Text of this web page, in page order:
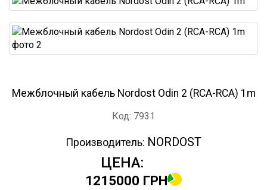
Межблочный кабель Nordost Odin 2 (RCA-RCA) 1m
Код: 7931
Производитель: NORDOST
ЦЕНА:
1215000 ГРН